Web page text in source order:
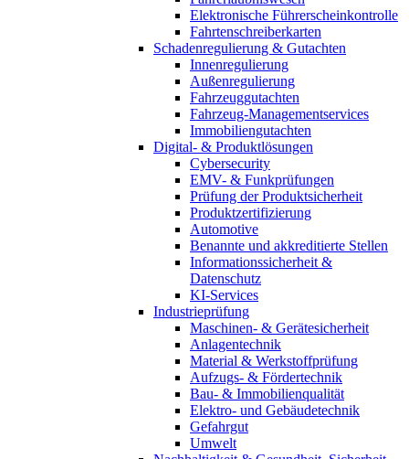
Elektronische Führerscheinkontrolle
Fahrtenschreiberkarten
Schadenregulierung & Gutachten
Innenregulierung
Außenregulierung
Fahrzeuggutachten
Fahrzeug-Managementservices
Immobiliengutachten
Digital- & Produktlösungen
Cybersecurity
EMV- & Funkprüfungen
Prüfung der Produktsicherheit
Produktzertifizierung
Automotive
Benannte und akkreditierte Stellen
Informationssicherheit &
Datenschutz
KI-Services
Industrieprüfung
Maschinen- & Gerätesicherheit
Anlagentechnik
Material & Werkstoffprüfung
Aufzugs- & Fördertechnik
Bau- & Immobilienqualität
Elektro- und Gebäudetechnik
Gefahrgut
Umwelt